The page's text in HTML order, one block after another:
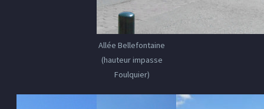
Allée Bellefontaine
(hauteur impasse
Foulquier)